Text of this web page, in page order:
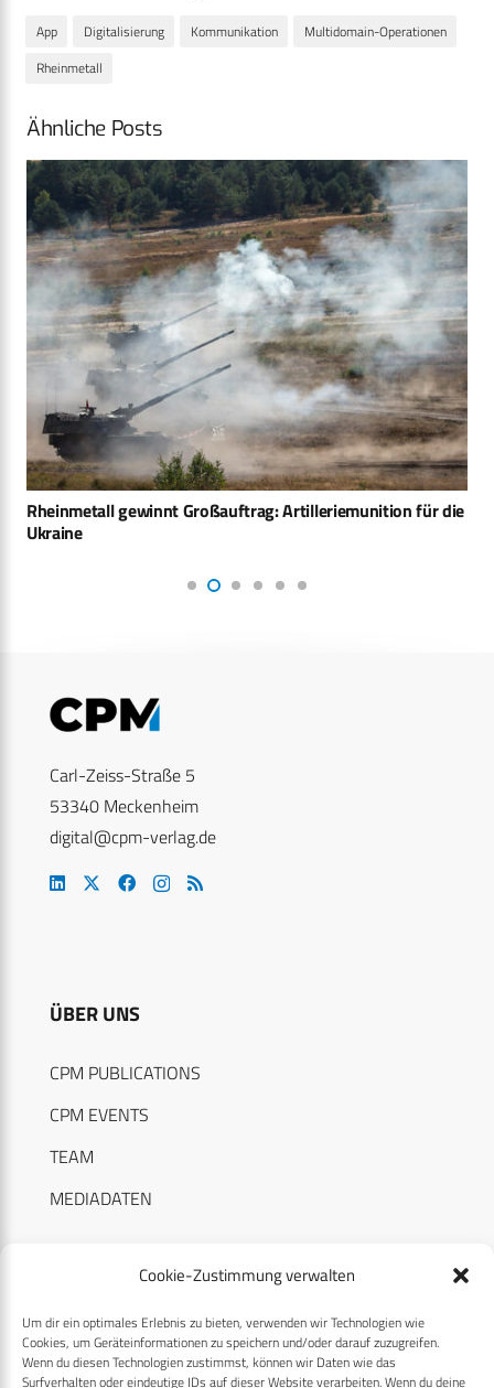
Cookie-Zustimmung verwalten
Um dir ein optimales Erlebnis zu bieten, verwenden wir Technologien wie
Cookies, um Geräteinformationen zu speichern und/oder darauf zuzugreifen.
Wenn du diesen Technologien zustimmst, können wir Daten wie das
Surfverhalten oder eindeutige IDs auf dieser Website verarbeiten. Wenn du deine
App Digitalisierung Kommunikation
Multidomain-Operationen
Rheinmetall
Ähnliche Posts
Rheinmetall gewinnt Großauftrag: Artilleriemunition für die
Ukraine
Carl-Zeiss-Straße 5
53340 Meckenheim
digital@cpm-verlag.de
ÜBER UNS
CPM PUBLICATIONS
CPM EVENTS
TEAM
MEDIADATEN
RECHTLICHES